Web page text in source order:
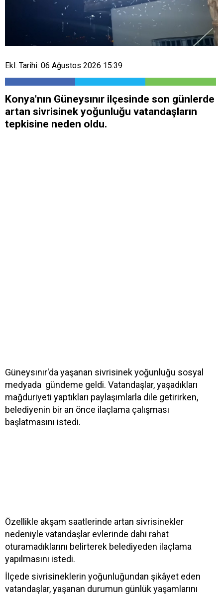
Ekl. Tarihi: 06 Ağustos 2026 15:39
Konya'nın Güneysınır ilçesinde son günlerde
artan sivrisinek yoğunluğu vatandaşların
tepkisine neden oldu.
Güneysınır'da yaşanan sivrisinek yoğunluğu sosyal
medyada gündeme geldi. Vatandaşlar, yaşadıkları
mağduriyeti yaptıkları paylaşımlarla dile getirirken,
belediyenin bir an önce ilaçlama çalışması
başlatmasını istedi.
Özellikle akşam saatlerinde artan sivrisinekler
nedeniyle vatandaşlar evlerinde dahi rahat
oturamadıklarını belirterek belediyeden ilaçlama
yapılmasını istedi.
İlçede sivrisineklerin yoğunluğundan şikâyet eden
vatandaşlar, yaşanan durumun günlük yaşamlarını